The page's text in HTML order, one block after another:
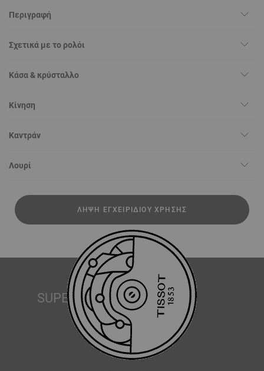
Περιγραφή
Σχετικά με το ρολόι
Κάσα & κρύσταλλο
Κίνηση
Καντράν
Λουρί
ΛΉΨΗ ΕΓΧΕΙΡΙΔΊΟΥ ΧΡΉΣΗΣ
SUPERLUMINOVA®
Η εξασφάλιση ορατότητας υπό όλες τις συνθήκες είναι
ένας σημαντικός στόχος για την Tissot. Γι’ αυτό μερικά
ρολόγια διαθέτουν ένα υλικό που ονομάζουμε
SuperLuminova®. Αυτό το υλικό τοποθετείται σε ορατά
μέρη όπως τα καντράν και οι δείκτες, όπου λειτουργεί ως